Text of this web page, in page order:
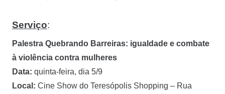
Serviço:
Palestra Quebrando Barreiras: igualdade e combate
à violência contra mulheres
Data: quinta-feira, dia 5/9
Local: Cine Show do Teresópolis Shopping – Rua